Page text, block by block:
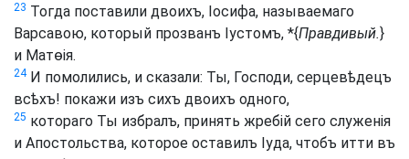
23 Тогда поставили двоихъ, Іосифа, называемаго
Варсавою, который прозванъ Іустомъ, *{Правдивый.}
и Матѳія.
24И помолились, и сказали: Ты, Господи, серцевѣдецъ
всѣхъ! покажи изъ сихъ двоихъ одного,
25 котораго Ты избралъ, принять жребій сего служенія
и Апостольства, которое оставилъ Іуда, чтобъ итти въ